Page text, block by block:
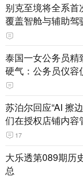
别克至境将全系首
覆盖智舱与辅助驾
泰国一女公务员
硬气：公务员仪容
苏泊尔回应“AI 擦
们在授权店铺内容
机制上仍有疏漏
17
大乐透第089期历
总